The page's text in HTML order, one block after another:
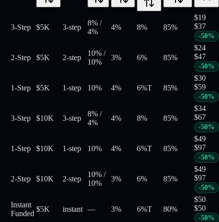
3-Step $5K 3-step
8% /
4%
4% 8% 85%
$19
$37
-50%
2-Step $5K 2-step
10% /
10%
3% 6% 85%
$24
$47
-50%
1-Step $5K 1-step 10% 4% 6%T 85%
$30
$59
-50%
3-Step $10K 3-step
8% /
4%
4% 8% 85%
$34
$67
-50%
1-Step $10K 1-step 10% 4% 6%T 85%
$49
$97
-50%
2-Step $10K 2-step
10% /
10%
3% 6% 85%
$49
$97
-50%
Instant
Funded
$5K instant — 3% 6%T 80%
$50
$50
-50%